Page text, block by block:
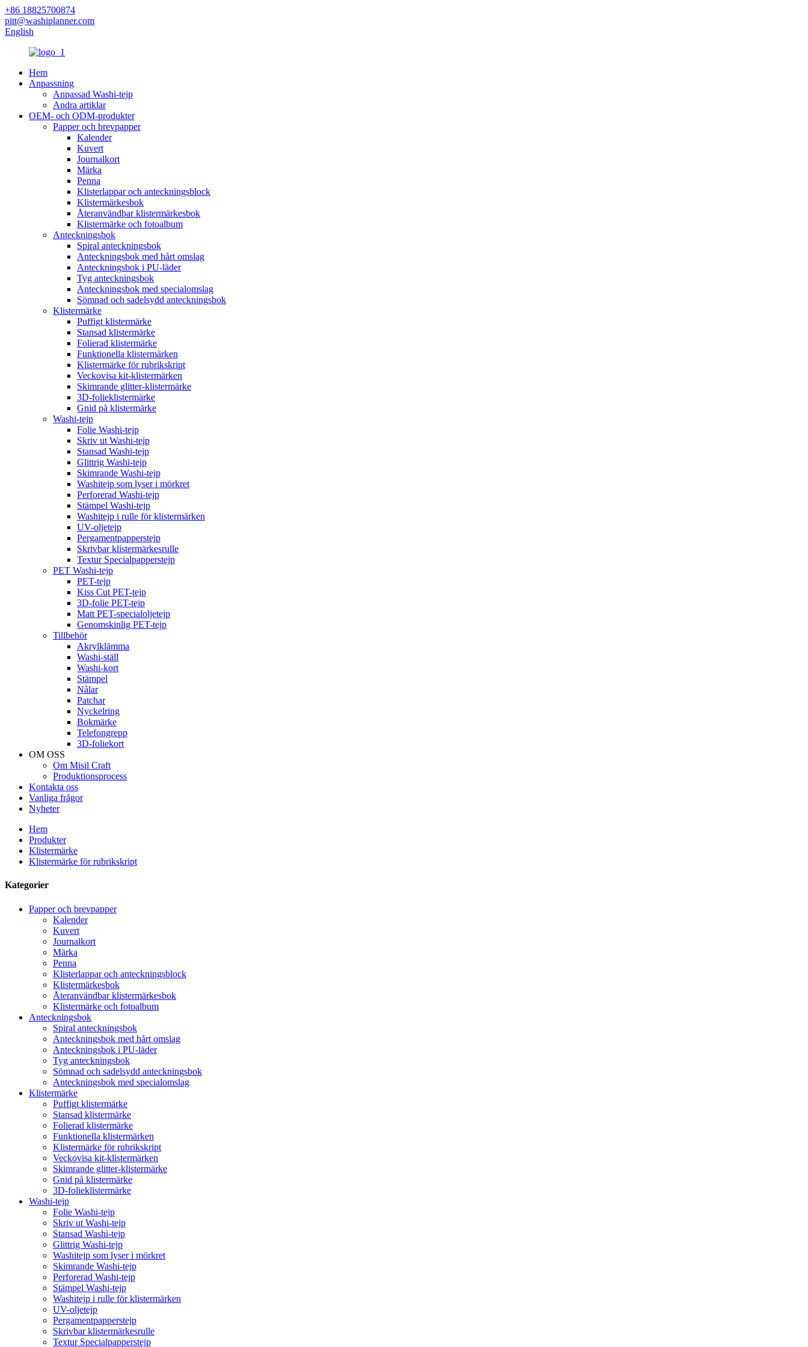
+86 18825700874
pitt@washiplanner.com
English
Hem
Anpassning
Anpassad Washi-tejp
Andra artiklar
OEM- och ODM-produkter
Papper och brevpapper
Kalender
Kuvert
Journalkort
Märka
Penna
Klisterlappar och anteckningsblock
Klistermärkesbok
Återanvändbar klistermärkesbok
Klistermärke och fotoalbum
Anteckningsbok
Spiral anteckningsbok
Anteckningsbok med hårt omslag
Anteckningsbok i PU-läder
Tyg anteckningsbok
Anteckningsbok med specialomslag
Sömnad och sadelsydd anteckningsbok
Klistermärke
Puffigt klistermärke
Stansad klistermärke
Folierad klistermärke
Funktionella klistermärken
Klistermärke för rubrikskript
Veckovisa kit-klistermärken
Skimrande glitter-klistermärke
3D-folieklistermärke
Gnid på klistermärke
Washi-tejp
Folie Washi-tejp
Skriv ut Washi-tejp
Stansad Washi-tejp
Glittrig Washi-tejp
Skimrande Washi-tejp
Washitejp som lyser i mörkret
Perforerad Washi-tejp
Stämpel Washi-tejp
Washitejp i rulle för klistermärken
UV-oljetejp
Pergamentpapperstejp
Skrivbar klistermärkesrulle
Textur Specialpapperstejp
PET Washi-tejp
PET-tejp
Kiss Cut PET-tejp
3D-folie PET-tejp
Matt PET-specialoljetejp
Genomskinlig PET-tejp
Tillbehör
Akrylklämma
Washi-ställ
Washi-kort
Stämpel
Nålar
Patchar
Nyckelring
Bokmärke
Telefongrepp
3D-foliekort
OM OSS
Om Misil Craft
Produktionsprocess
Kontakta oss
Vanliga frågor
Nyheter
Hem
Produkter
Klistermärke
Klistermärke för rubrikskript
Kategorier
Papper och brevpapper
Kalender
Kuvert
Journalkort
Märka
Penna
Klisterlappar och anteckningsblock
Klistermärkesbok
Återanvändbar klistermärkesbok
Klistermärke och fotoalbum
Anteckningsbok
Spiral anteckningsbok
Anteckningsbok med hårt omslag
Anteckningsbok i PU-läder
Tyg anteckningsbok
Sömnad och sadelsydd anteckningsbok
Anteckningsbok med specialomslag
Klistermärke
Puffigt klistermärke
Stansad klistermärke
Folierad klistermärke
Funktionella klistermärken
Klistermärke för rubrikskript
Veckovisa kit-klistermärken
Skimrande glitter-klistermärke
Gnid på klistermärke
3D-folieklistermärke
Washi-tejp
Folie Washi-tejp
Skriv ut Washi-tejp
Stansad Washi-tejp
Glittrig Washi-tejp
Washitejp som lyser i mörkret
Skimrande Washi-tejp
Perforerad Washi-tejp
Stämpel Washi-tejp
Washitejp i rulle för klistermärken
UV-oljetejp
Pergamentpapperstejp
Skrivbar klistermärkesrulle
Textur Specialpapperstejp